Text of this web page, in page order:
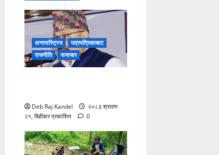
अन्तरास्ट्रिय
पत्रपत्रिकाबाट
राजनीति
समाचार
Deb Raj Kandel
२०८३ श्रावण
२१, बिहीबार प्रकाशित
0